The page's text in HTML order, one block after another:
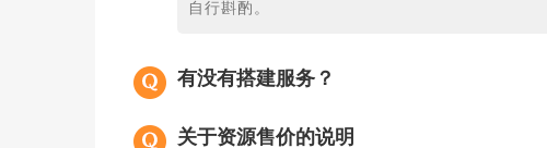
自行斟酌。
有没有搭建服务？
关于资源售价的说明